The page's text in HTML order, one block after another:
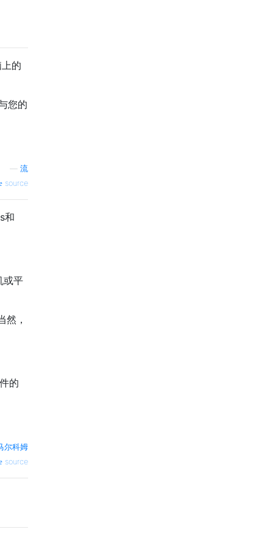
的
您的
流
source
和
或平
然，
的
尔科姆
source